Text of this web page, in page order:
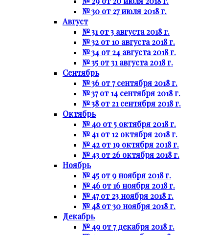
№ 30 от 27 июля 2018 г.
Август
№ 31 от 3 августа 2018 г.
№ 32 от 10 августа 2018 г.
№ 34 от 24 августа 2018 г.
№ 35 от 31 августа 2018 г.
Сентябрь
№ 36 от 7 сентября 2018 г.
№ 37 от 14 сентября 2018 г.
№ 38 от 21 сентября 2018 г.
Октябрь
№ 40 от 5 октября 2018 г.
№ 41 от 12 октября 2018 г.
№ 42 от 19 октября 2018 г.
№ 43 от 26 октября 2018 г.
Ноябрь
№ 45 от 9 ноября 2018 г.
№ 46 от 16 ноября 2018 г.
№ 47 от 23 ноября 2018 г.
№ 48 от 30 ноября 2018 г.
Декабрь
№ 49 от 7 декабря 2018 г.